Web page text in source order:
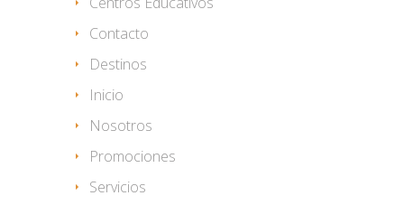
Contacto
Destinos
Inicio
Nosotros
Promociones
Servicios